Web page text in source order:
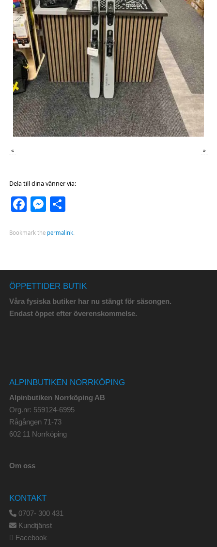
« »
Dela till dina vänner via:
Facebook
Messenger
Dela
Bookmark the permalink.
ÖPPETTIDER BUTIK
Våra fysiska butiker har nu stängt för säsongen.
Endast öppet efter överenskommelse.
ALPINBUTIKEN NORRKÖPING
Alpinbutiken Norrköping AB
Org.nr: 559124-6995
Rågången 71-73
602 11 Norrköping
Om oss
KONTAKT
0707- 300 431
Kundtjänst
Facebook